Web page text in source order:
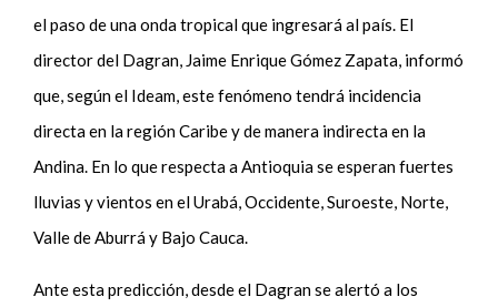
el paso de una onda tropical que ingresará al país. El
director del Dagran, Jaime Enrique Gómez Zapata, informó
que, según el Ideam, este fenómeno tendrá incidencia
directa en la región Caribe y de manera indirecta en la
Andina. En lo que respecta a Antioquia se esperan fuertes
lluvias y vientos en el Urabá, Occidente, Suroeste, Norte,
Valle de Aburrá y Bajo Cauca.
Ante esta predicción, desde el Dagran se alertó a los